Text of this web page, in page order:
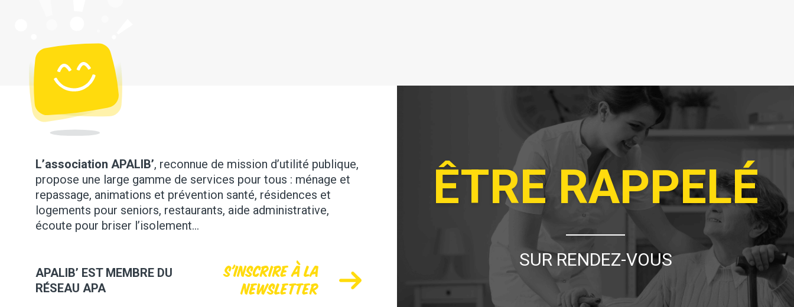
L’association APALIB’, reconnue de mission d’utilité publique,
propose une large gamme de services pour tous : ménage et
repassage, animations et prévention santé, résidences et
logements pour seniors, restaurants, aide administrative,
écoute pour briser l’isolement…
APALIB’ EST MEMBRE DU
RÉSEAU APA
S'inscrire à la
newsletter
ÊTRE RAPPELÉ
SUR RENDEZ-VOUS